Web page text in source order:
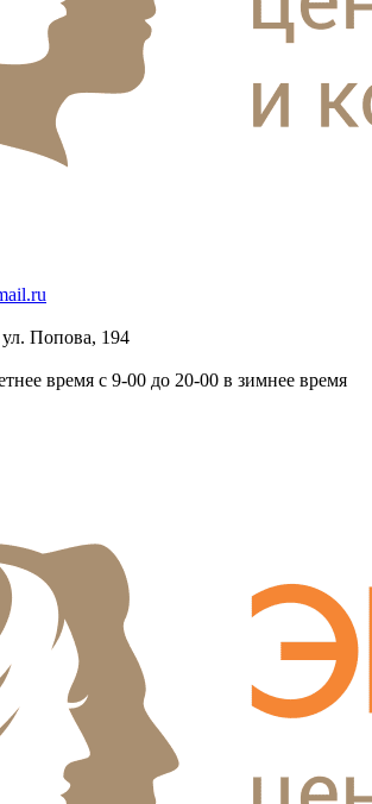
Попова, 194
время с 9-00 до 20-00 в зимнее время